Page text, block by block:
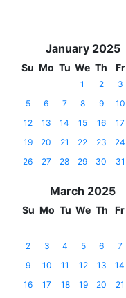
January 2025
Su Mo Tu We Th Fr
1 2 3
5
6 7 8 9 10
12
13 14 15 16 17
19
20 21 22 23 24
26
27 28 29 30 31
March 2025
Su Mo Tu We Th Fr
2
3 4 5 6 7
9
10 11 12 13 14
16
17 18 19 20 21